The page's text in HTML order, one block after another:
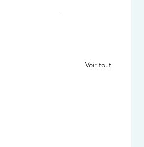
Voir tout